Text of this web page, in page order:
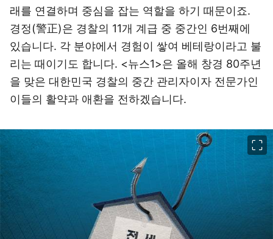
래를 연결하며 중심을 잡는 역할을 하기 때문이죠.
경정(警正)은 경찰의 11개 계급 중 중간인 6번째에
있습니다. 각 분야에서 경험이 쌓여 베테랑이라고 불
리는 때이기도 합니다. <뉴스1>은 올해 창경 80주년
을 맞은 대한민국 경찰의 중간 관리자이자 전문가인
이들의 활약과 애환을 전하겠습니다.